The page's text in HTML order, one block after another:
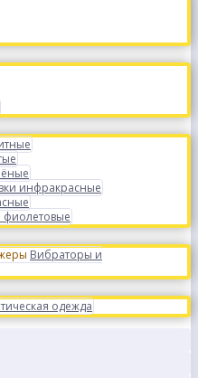
инфракрасные
фиолетовые
Вибраторы и
одежда